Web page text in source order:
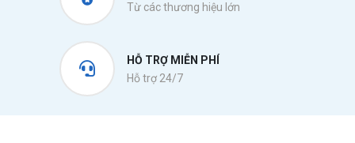
Từ các thương hiệu lớn
HỖ TRỢ MIỄN PHÍ
Hỗ trợ 24/7